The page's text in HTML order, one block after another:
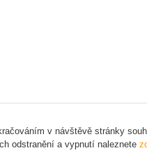
v návštěvě stránky
odstranění a vypnutí naleznete